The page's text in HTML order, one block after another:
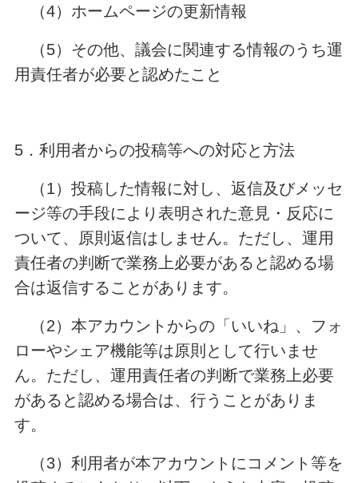
（4）ホームページの更新情報
（5）その他、議会に関連する情報のうち運
用責任者が必要と認めたこと
5．利用者からの投稿等への対応と方法
（1）投稿した情報に対し、返信及びメッセ
ージ等の手段により表明された意見・反応に
ついて、原則返信はしません。ただし、運用
責任者の判断で業務上必要があると認める場
合は返信することがあります。
（2）本アカウントからの「いいね」、フォ
ローやシェア機能等は原則として行いませ
ん。ただし、運用責任者の判断で業務上必要
があると認める場合は、行うことがありま
す。
（3）利用者が本アカウントにコメント等を